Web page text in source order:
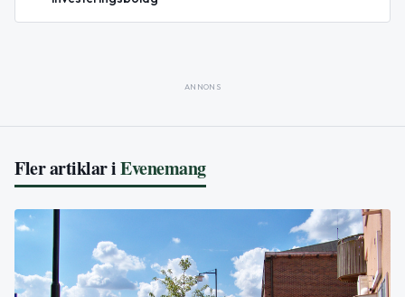
ANNONS
Fler artiklar iEvenemang